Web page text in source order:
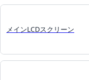
メインLCDスクリーン